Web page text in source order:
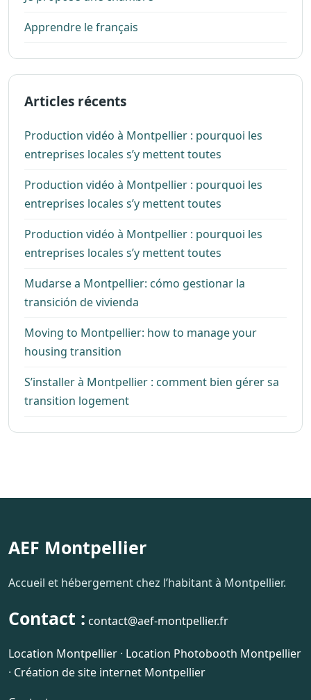
Apprendre le français
Articles récents
Production vidéo à Montpellier : pourquoi les
entreprises locales s’y mettent toutes
Production vidéo à Montpellier : pourquoi les
entreprises locales s’y mettent toutes
Production vidéo à Montpellier : pourquoi les
entreprises locales s’y mettent toutes
Mudarse a Montpellier: cómo gestionar la
transición de vivienda
Moving to Montpellier: how to manage your
housing transition
S’installer à Montpellier : comment bien gérer sa
transition logement
AEF Montpellier
Accueil et hébergement chez l’habitant à Montpellier.
Contact : contact@aef-montpellier.fr
Location Montpellier · Location Photobooth Montpellier
· Création de site internet Montpellier